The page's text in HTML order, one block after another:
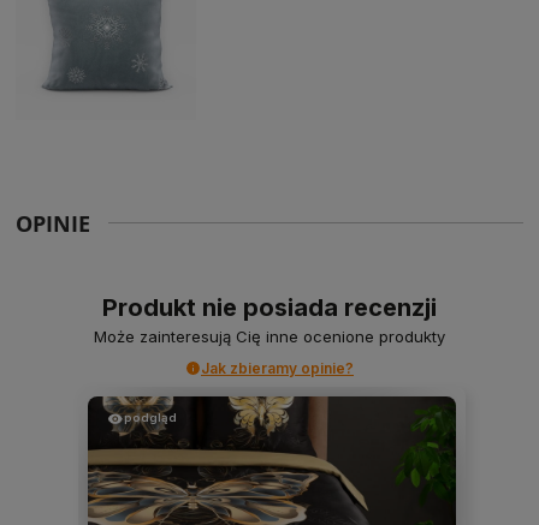
OPINIE
Produkt nie posiada recenzji
Może zainteresują Cię inne ocenione produkty
Jak zbieramy opinie?
podgląd